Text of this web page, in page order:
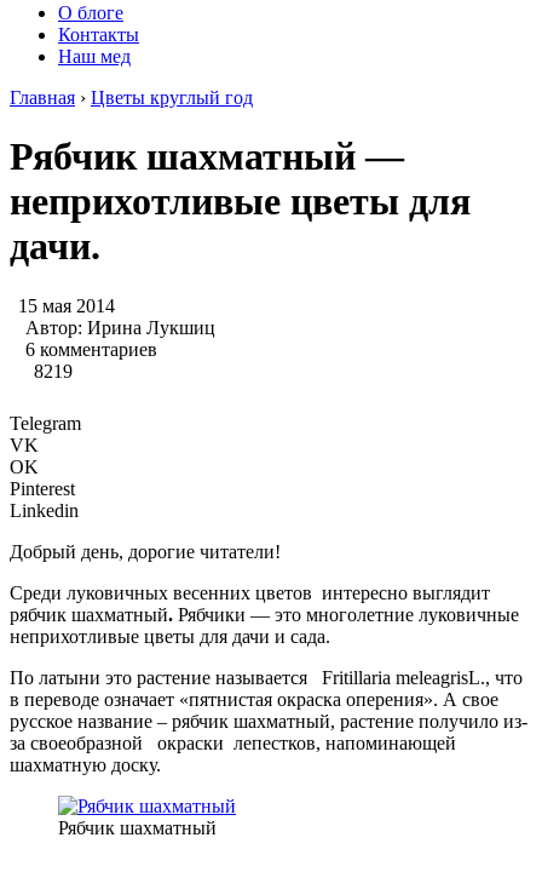
О блоге
Контакты
Наш мед
Главная › Цветы круглый год
Рябчик шахматный —
неприхотливые цветы для
дачи.
15 мая 2014
Автор: Ирина Лукшиц
6 комментариев
8219
Telegram
VK
OK
Pinterest
Linkedin
Добрый день, дорогие читатели!
Среди луковичных весенних цветов интересно выглядит
рябчик шахматный. Рябчики — это многолетние луковичные
неприхотливые цветы для дачи и сада.
По латыни это растение называется Fritillaria meleagrisL., что
в переводе означает «пятнистая окраска оперения». А свое
русское название – рябчик шахматный, растение получило из-
за своеобразной окраски лепестков, напоминающей
шахматную доску.
Рябчик шахматный